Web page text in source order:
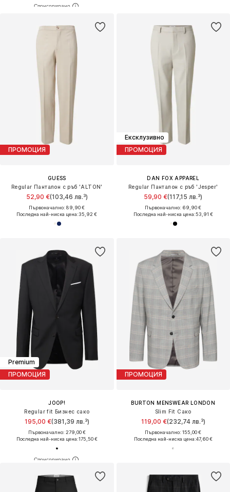
ПРОМОЦИЯ
GUESS
Regular Панталон с ръб 'ALTON'
52,90 €(103,46 лв.³)
Първоначално: 89,90 €
Последна най-ниска цена:35,92 €
Ексклузивно
ПРОМОЦИЯ
DAN FOX APPAREL
Regular Панталон с ръб 'Jesper'
59,90 €(117,15 лв.³)
Първоначално: 69,90 €
Последна най-ниска цена:53,91 €
Premium
ПРОМОЦИЯ
JOOP!
Regular fit Бизнес сако
195,00 €(381,39 лв.³)
Първоначално: 279,00 €
Последна най-ниска цена:175,50 €
ПРОМОЦИЯ
BURTON MENSWEAR LONDON
Slim Fit Сако
119,00 €(232,74 лв.³)
Първоначално: 155,00 €
Последна най-ниска цена:47,60 €